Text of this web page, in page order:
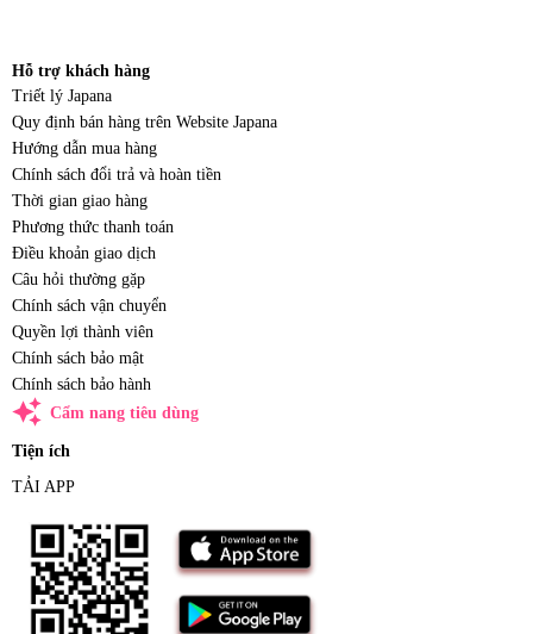
Hỗ trợ khách hàng
Triết lý Japana
Quy định bán hàng trên Website Japana
Hướng dẫn mua hàng
Chính sách đổi trả và hoàn tiền
Thời gian giao hàng
Phương thức thanh toán
Điều khoản giao dịch
Câu hỏi thường gặp
Chính sách vận chuyển
Quyền lợi thành viên
Chính sách bảo mật
Chính sách bảo hành
auto_awesome Cẩm nang tiêu dùng
Tiện ích
TẢI APP